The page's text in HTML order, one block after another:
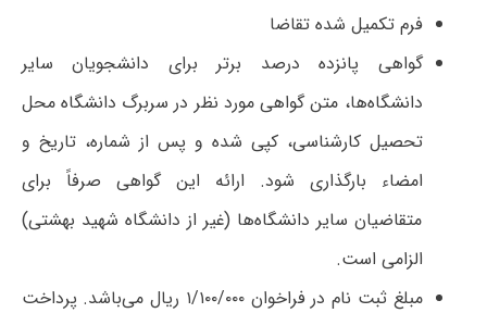
فرم تکمیل شده تقاضا
گواهی پانزده درصد برتر برای دانشجویان سایر
دانشگاه‌ها، متن گواهی مورد نظر در سربرگ دانشگاه محل
تحصیل کارشناسی، کپی شده و پس از شماره، تاریخ و
امضاء بارگذاری شود. ارائه این گواهی صرفاً برای
متقاضیان سایر دانشگاه‌ها (غیر از دانشگاه شهید بهشتی)
الزامی است.
مبلغ ثبت نام در فراخوان ۱/۱۰۰/۰۰۰ ریال می‌باشد. پرداخت